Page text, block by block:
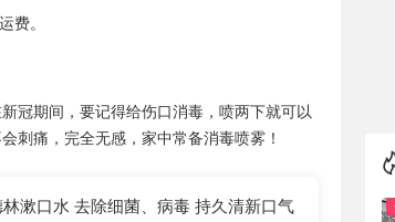
费。
冠期间，要记得给伤口消毒，喷两下就可以
刺痛，完全无感，家中常备消毒喷雾！
漱口水 去除细菌、病毒 持久清新口气